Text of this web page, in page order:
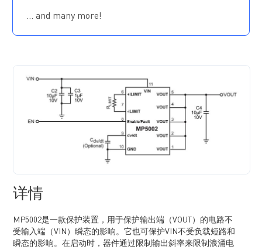
可调输出电压上升斜率
… and many more!
详情
MP5002是一款保护装置，用于保护输出端（VOUT）的电路不
受输入端（VIN）瞬态的影响。它也可保护VIN不受负载短路和
瞬态的影响。在启动时，器件通过限制输出斜率来限制浪涌电